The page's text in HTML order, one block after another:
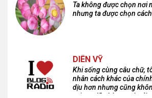
Ta không được chọn nơi
nhưng ta được chọn
DIÊN VỸ
Khi sống cùng câu chữ,
nhân cách khác của
dịu hơn nhưng cũng
cuồng dã và hoang hoải...